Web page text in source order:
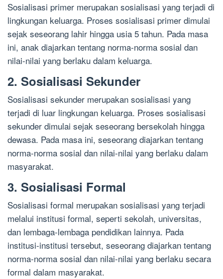
Sosialisasi primer merupakan sosialisasi yang terjadi di
lingkungan keluarga. Proses sosialisasi primer dimulai
sejak seseorang lahir hingga usia 5 tahun. Pada masa
ini, anak diajarkan tentang norma-norma sosial dan
nilai-nilai yang berlaku dalam keluarga.
2. Sosialisasi Sekunder
Sosialisasi sekunder merupakan sosialisasi yang
terjadi di luar lingkungan keluarga. Proses sosialisasi
sekunder dimulai sejak seseorang bersekolah hingga
dewasa. Pada masa ini, seseorang diajarkan tentang
norma-norma sosial dan nilai-nilai yang berlaku dalam
masyarakat.
3. Sosialisasi Formal
Sosialisasi formal merupakan sosialisasi yang terjadi
melalui institusi formal, seperti sekolah, universitas,
dan lembaga-lembaga pendidikan lainnya. Pada
institusi-institusi tersebut, seseorang diajarkan tentang
norma-norma sosial dan nilai-nilai yang berlaku secara
formal dalam masyarakat.